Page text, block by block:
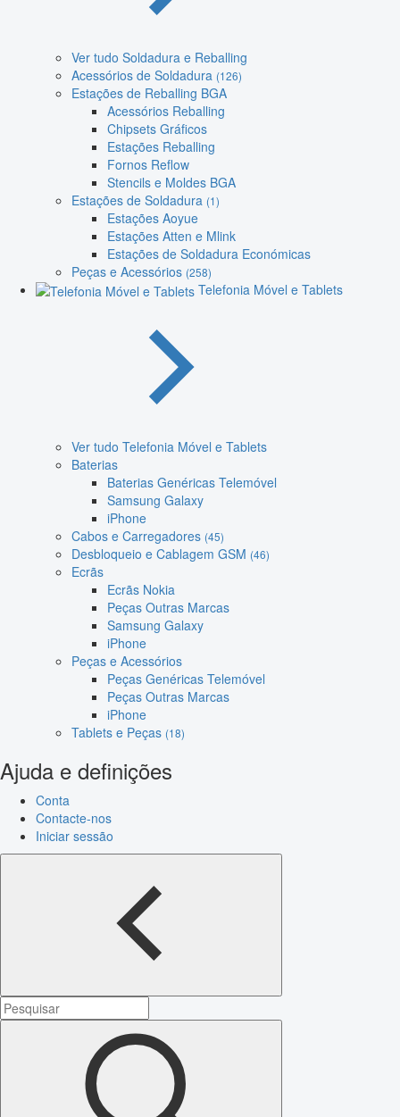
Ver tudo Soldadura e Reballing
Acessórios de Soldadura (126)
Estações de Reballing BGA
Acessórios Reballing
Chipsets Gráficos
Estações Reballing
Fornos Reflow
Stencils e Moldes BGA
Estações de Soldadura (1)
Estações Aoyue
Estações Atten e Mlink
Estações de Soldadura Económicas
Peças e Acessórios (258)
Telefonia Móvel e Tablets
Ver tudo Telefonia Móvel e Tablets
Baterias
Baterias Genéricas Telemóvel
Samsung Galaxy
iPhone
Cabos e Carregadores (45)
Desbloqueio e Cablagem GSM (46)
Ecrãs
Ecrãs Nokia
Peças Outras Marcas
Samsung Galaxy
iPhone
Peças e Acessórios
Peças Genéricas Telemóvel
Peças Outras Marcas
iPhone
Tablets e Peças (18)
Ajuda e definições
Conta
Contacte-nos
Iniciar sessão